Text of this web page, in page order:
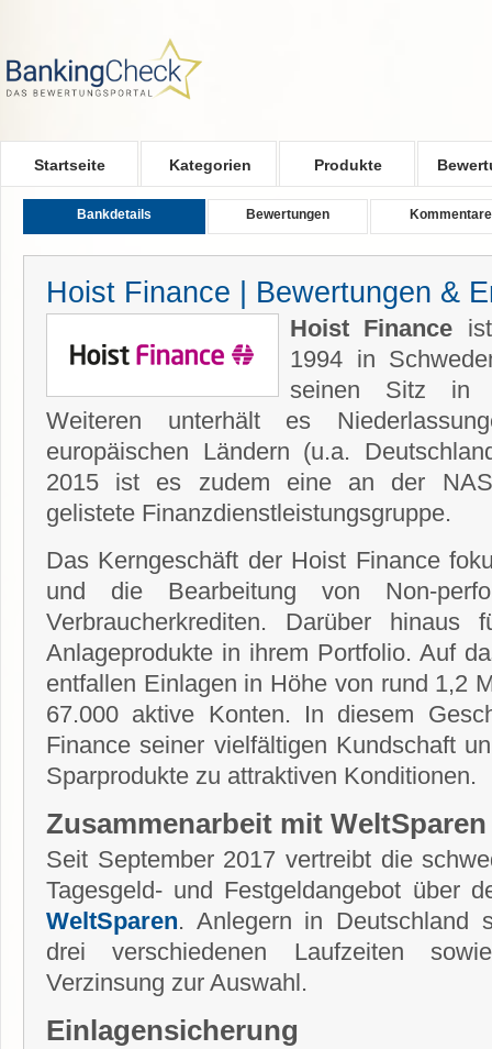
Startseite Kategorien Produkte
Bankdetails Bewertungen Kommentare
Hoist Finance | Bewertungen &
Hoist Finance
1994 in
seinen Sitz in
Weiteren unterhält es
europäischen Ländern (u.a.
2015 ist es zudem eine an der
gelistete Finanzdienstleistungsgruppe.
Das Kerngeschäft der Hoist Finance
und die Bearbeitung von Non-
Verbraucherkrediten. Darüber
Anlageprodukte in ihrem Portfolio. Auf
entfallen Einlagen in Höhe von rund 1,2
67.000 aktive Konten. In diesem
Finance seiner vielfältigen Kundschaft
Sparprodukte zu attraktiven Konditionen.
Zusammenarbeit mit WeltSparen
Seit September 2017 vertreibt die
Tagesgeld- und Festgeldangebot über
WeltSparen. Anlegern in Deutschland
drei verschiedenen Laufzeiten
Verzinsung zur Auswahl.
Einlagensicherung